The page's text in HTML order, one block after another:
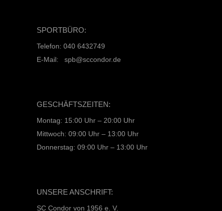
SPORTBÜRO:
Telefon: 040 6432749
E-Mail: spb@sccondor.de
GESCHÄFTSZEITEN:
Montag: 15:00 Uhr – 20:00 Uhr
Mittwoch: 09:00 Uhr – 13:00 Uhr
Donnerstag: 09:00 Uhr – 13:00 Uhr
UNSERE ANSCHRIFT:
SC Condor von 1956 e. V.